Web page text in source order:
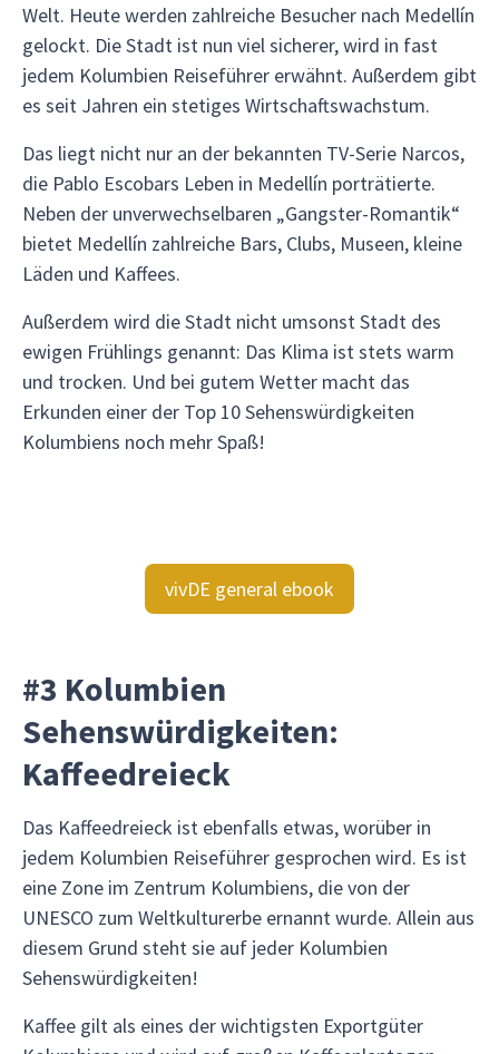
Welt. Heute werden zahlreiche Besucher nach Medellín
gelockt. Die Stadt ist nun viel sicherer, wird in fast
jedem Kolumbien Reiseführer erwähnt. Außerdem gibt
es seit Jahren ein stetiges Wirtschaftswachstum.
Das liegt nicht nur an der bekannten TV-Serie Narcos,
die Pablo Escobars Leben in Medellín porträtierte.
Neben der unverwechselbaren „Gangster-Romantik“
bietet Medellín zahlreiche Bars, Clubs, Museen, kleine
Läden und Kaffees.
Außerdem wird die Stadt nicht umsonst Stadt des
ewigen Frühlings genannt: Das Klima ist stets warm
und trocken. Und bei gutem Wetter macht das
Erkunden einer der Top 10 Sehenswürdigkeiten
Kolumbiens noch mehr Spaß!
vivDE general ebook
#3 Kolumbien
Sehenswürdigkeiten:
Kaffeedreieck
Das Kaffeedreieck ist ebenfalls etwas, worüber in
jedem Kolumbien Reiseführer gesprochen wird. Es ist
eine Zone im Zentrum Kolumbiens, die von der
UNESCO zum Weltkulturerbe ernannt wurde. Allein aus
diesem Grund steht sie auf jeder Kolumbien
Sehenswürdigkeiten!
Kaffee gilt als eines der wichtigsten Exportgüter